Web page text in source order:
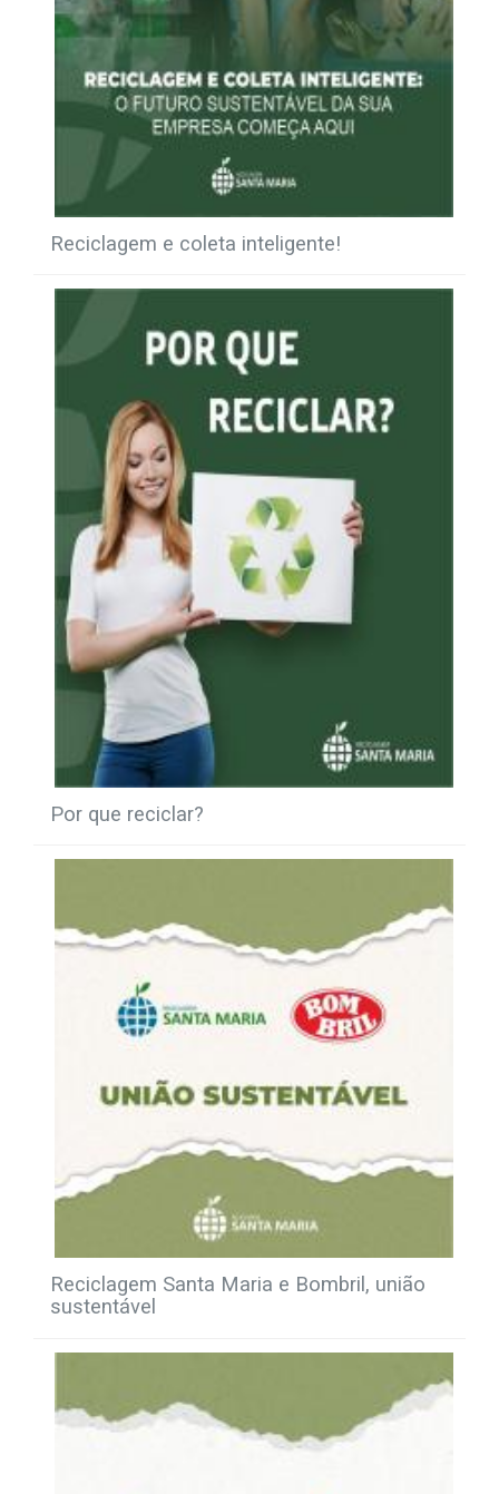
Reciclagem e coleta inteligente!
Por que reciclar?
Reciclagem Santa Maria e Bombril, união
sustentável